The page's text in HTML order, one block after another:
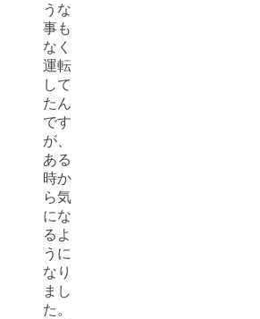
うな
事も
なく
運転
して
たん
です
が、
ある
時か
ら気
にな
るよ
うに
なり
まし
た。